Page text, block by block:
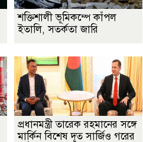
শক্তিশালী ভূমিকম্পে কাঁপল
ইতালি, সতর্কতা জারি
প্রধানমন্ত্রী তারেক রহমানের সঙ্গে
মার্কিন বিশেষ দূত সার্জিও গরের